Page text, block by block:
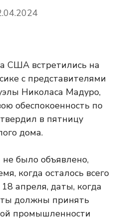
США встретились на
с представителями
Николаса Мадуро,
обеспокоенность по
в пятницу
дома.
не было объявлено,
когда осталось всего
апреля, даты, когда
должны принять
промышленности